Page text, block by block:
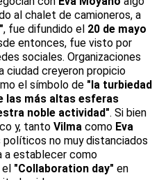
al chalet de camioneros, a
, fue difundido el 20 de mayo
entonces, fue visto por
sociales. Organizaciones
ciudad creyeron propicio
el símbolo de "la turbiedad
las más altas esferas
noble actividad". Si bien
y, tanto Vilma como Eva
políticos no muy distanciados
a establecer como
el "Collaboration day" en